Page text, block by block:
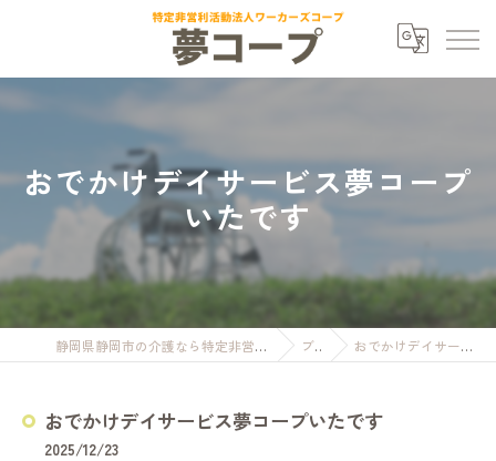
おでかけデイサービス夢コープ
いたです
静岡県静岡市の介護なら特定非営利活動法人ワーカーズコープ夢コープ ブログ おでかけデイサービス夢コープいたです
おでかけデイサービス夢コープいたです
2025/12/23